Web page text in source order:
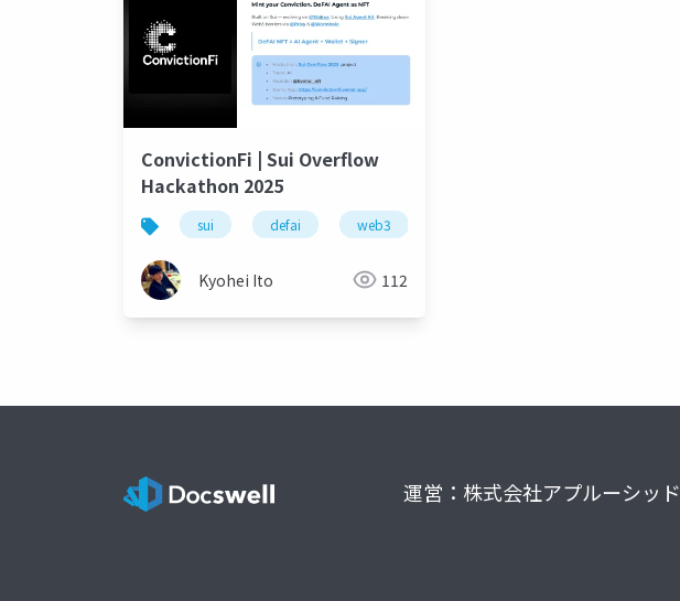
ConvictionFi | Sui Overflow
Hackathon 2025
sui defai web3
Kyohei Ito 112
運営：株式会社アプルーシッド